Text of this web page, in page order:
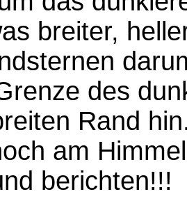
breiter,
des
Rand
am
berichten!!!